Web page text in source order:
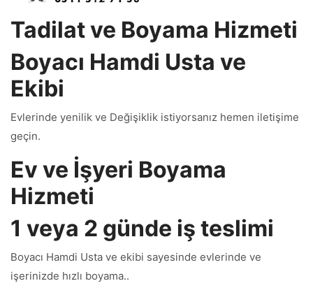
Tadilat ve Boyama Hizmeti
Boyacı Hamdi Usta ve
Ekibi
Evlerinde yenilik ve Değişiklik istiyorsanız hemen iletişime
geçin.
Ev ve İşyeri Boyama
Hizmeti
1 veya 2 günde iş teslimi
Boyacı Hamdi Usta ve ekibi sayesinde evlerinde ve
işerinizde hızlı boyama..